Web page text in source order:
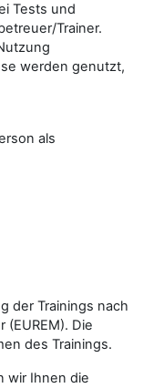
Tests und
Trainer.
werden genutzt,
als
der Trainings nach
(EUREM). Die
des Trainings.
wir Ihnen die